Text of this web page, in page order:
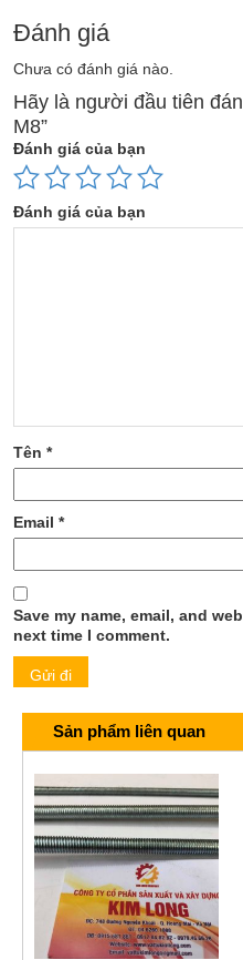
Đánh giá
Chưa có đánh giá nào.
Hãy là người đầu tiên
M8”
Đánh giá của bạn
Đánh giá của bạn
Tên *
Email *
Save my name, email, and
next time I comment.
Sản phẩm liên quan